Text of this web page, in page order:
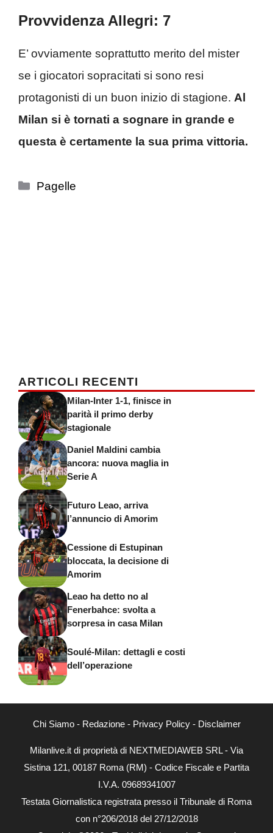
Provvidenza Allegri: 7
E’ ovviamente soprattutto merito del mister
se i giocatori sopracitati si sono resi
protagonisti di un buon inizio di stagione. Al
Milan si è tornati a sognare in grande e
questa è certamente la sua prima vittoria.
Categorie
Pagelle
ARTICOLI RECENTI
Milan-Inter 1-1, finisce in
parità il primo derby
stagionale
Daniel Maldini cambia
ancora: nuova maglia in
Serie A
Futuro Leao, arriva
l’annuncio di Amorim
Cessione di Estupinan
bloccata, la decisione di
Amorim
Leao ha detto no al
Fenerbahce: svolta a
sorpresa in casa Milan
Soulé-Milan: dettagli e costi
dell’operazione
Chi Siamo- Redazione- Privacy Policy- Disclaimer
Milanlive.it di proprietà di NEXTMEDIAWEB SRL - Via
Sistina 121, 00187 Roma (RM) - Codice Fiscale e Partita
I.V.A. 09689341007
Testata Giornalistica registrata presso il Tribunale di Roma
con n°206/2018 del 27/12/2018